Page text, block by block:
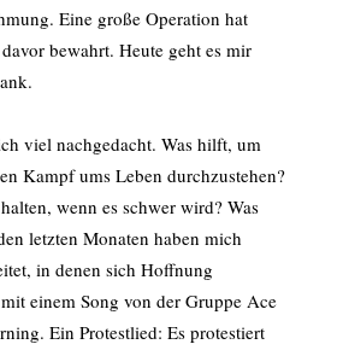
Eine große Operation hat
bewahrt. Heute geht es mir
viel nachgedacht. Was hilft, um
Kampf ums Leben durchzustehen?
wenn es schwer wird? Was
letzten Monaten haben mich
in denen sich Hoffnung
einem Song von der Gruppe Ace
Ein Protestlied: Es protestiert